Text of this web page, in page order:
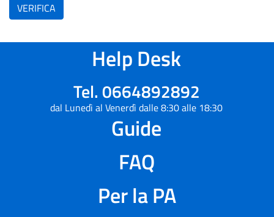
VERIFICA
Help Desk
Tel. 0664892892
dal Lunedì al Venerdì dalle 8:30 alle 18:30
Guide
FAQ
Per la PA